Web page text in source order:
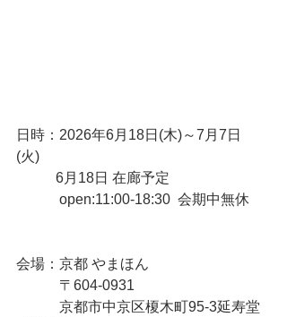
日時：2026年6月18日(木)～7月7日
(火)
           6月18日 在廊予定
open:11:00-18:30  会期中無休
会場：京都 やまほん
〒604-0931
京都市中京区榎木町95-3延寿堂